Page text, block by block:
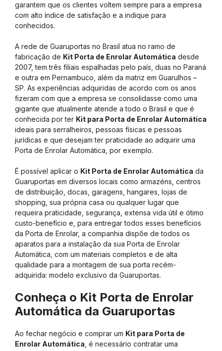
garantem que os clientes voltem sempre para a empresa
com alto índice de satisfação e a indique para
conhecidos.
A rede de Guaruportas no Brasil atua no ramo de
fabricação de Kit Porta de Enrolar Automática desde
2007, tem três filiais espalhadas pelo país, duas no Paraná
e outra em Pernambuco, além da matriz em Guarulhos –
SP. As experiências adquiridas de acordo com os anos
fizeram com que a empresa se consolidasse como uma
gigante que atualmente atende a todo o Brasil e que é
conhecida por ter Kit para Porta de Enrolar Automática
ideais para serralheiros, pessoas físicas e pessoas
jurídicas e que desejam ter praticidade ao adquirir uma
Porta de Enrolar Automática, por exemplo.
É possível aplicar o Kit Porta de Enrolar Automática da
Guaruportas em diversos locais como armazéns, centros
de distribuição, docas, garagens, hangares, lojas de
shopping, sua própria casa ou qualquer lugar que
requeira praticidade, segurança, extensa vida útil e ótimo
custo-benefício e, para entregar todos esses benefícios
da Porta de Enrolar, a companhia dispõe de todos os
aparatos para a instalação da sua Porta de Enrolar
Automática, com um materiais completos e de alta
qualidade para a montagem de sua porta recém-
adquirida: modelo exclusivo da Guaruportas.
Conheça o Kit Porta de Enrolar
Automática da Guaruportas
Ao fechar negócio e comprar um Kit para Porta de
Enrolar Automática , é necessário contratar uma